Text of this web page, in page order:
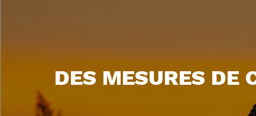
DES MESURES DE